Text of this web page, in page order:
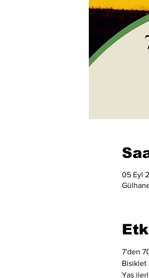
05 Eyl
7'den
Bisiklet
Yaş